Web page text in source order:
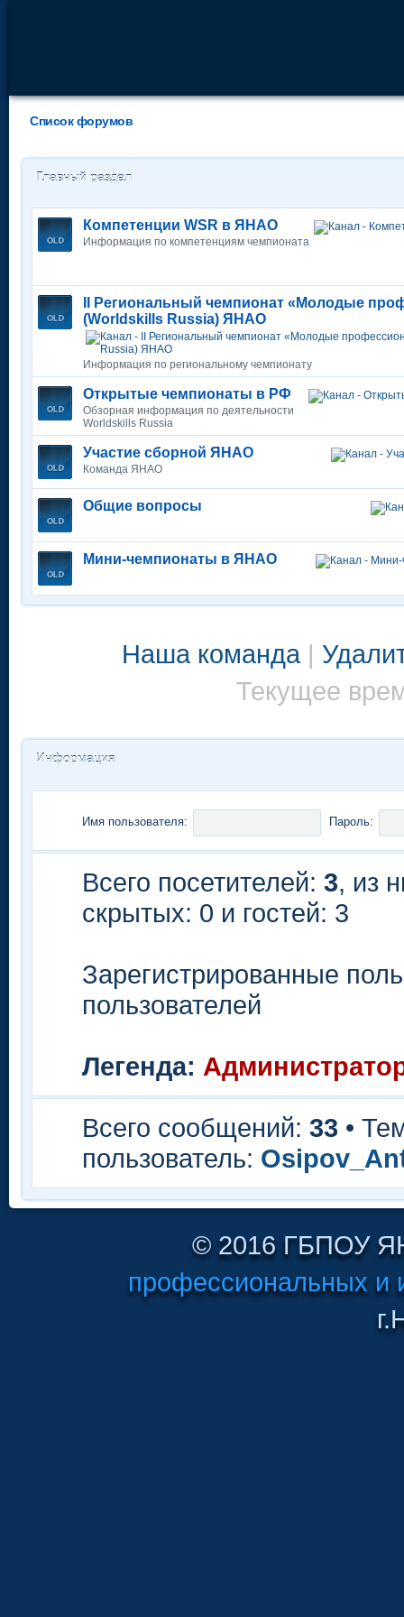
Список форумов
Главный раздел
Компетенции WSR в ЯНАО
Информация по компетенциям чемпионата
II Региональный чемпионат «Молодые
(Worldskills Russia) ЯНАО
Информация по региональному чемпионату
Открытые чемпионаты в РФ
Обзорная информация по деятельности
Worldskills Russia
Участие сборной ЯНАО
Команда ЯНАО
Общие вопросы
Мини-чемпионаты в ЯНАО
Наша команда|
Текущее
Информация
Имя пользователя: Пароль:
Всего посетителей: 3, из
скрытых: 0 и гостей: 3
Зарегистрированные
пользователей
Легенда:
Всего сообщений: 33 •
пользователь:
© 2016 ГБПОУ
профессиональных и